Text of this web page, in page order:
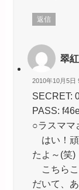
返信
翠紅
2010年10月5日
SECRET:
PASS:
○ラスママ
はい！頑
たよ～(笑)
こちらこ
だいて、